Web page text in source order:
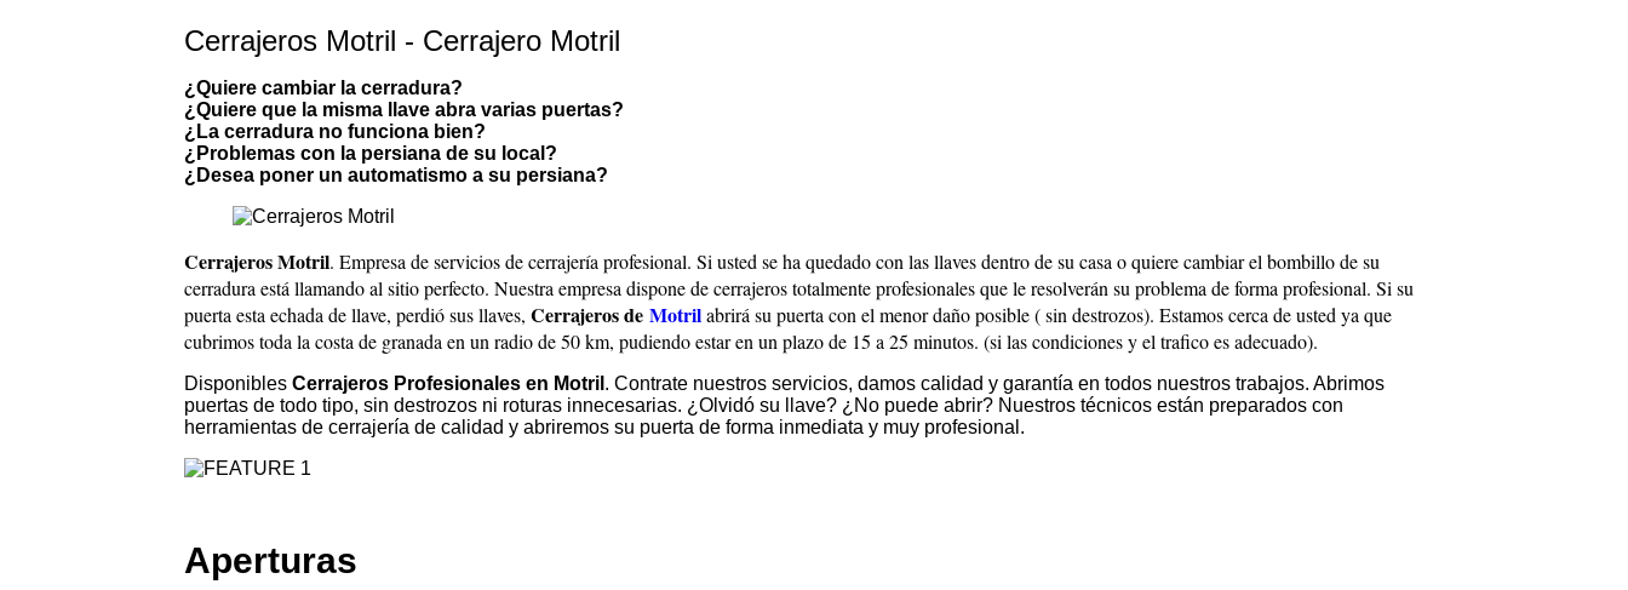
Cerrajeros Motril - Cerrajero Motril
¿Quiere cambiar la cerradura?
¿Quiere que la misma llave abra varias puertas?
¿La cerradura no funciona bien?
¿Problemas con la persiana de su local?
¿Desea poner un automatismo a su persiana?
Cerrajeros Motril. Empresa de servicios de cerrajería profesional. Si usted se ha quedado con las llaves dentro de su casa o quiere cambiar el bombillo de su
cerradura está llamando al sitio perfecto. Nuestra empresa dispone de cerrajeros totalmente profesionales que le resolverán su problema de forma profesional. Si su
puerta esta echada de llave, perdió sus llaves, Cerrajeros de Motrilabrirá su puerta con el menor daño posible ( sin destrozos). Estamos cerca de usted ya que
cubrimos toda la costa de granada en un radio de 50 km, pudiendo estar en un plazo de 15 a 25 minutos. (si las condiciones y el trafico es adecuado).
Disponibles Cerrajeros Profesionales en Motril . Contrate nuestros servicios, damos calidad y garantía en todos nuestros trabajos. Abrimos
puertas de todo tipo, sin destrozos ni roturas innecesarias. ¿Olvidó su llave? ¿No puede abrir? Nuestros técnicos están preparados con
herramientas de cerrajería de calidad y abriremos su puerta de forma inmediata y muy profesional.
Aperturas